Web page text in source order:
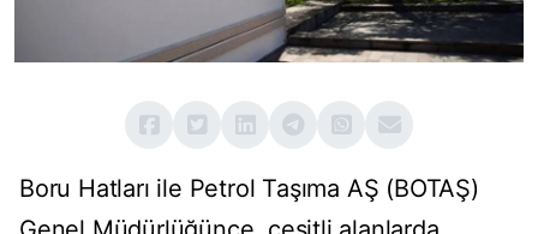
Boru Hatları ile Petrol Taşıma AŞ (BOTAŞ)